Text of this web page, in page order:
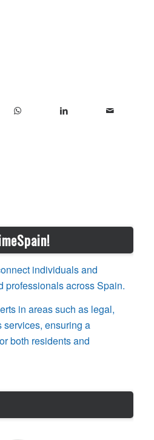
individuals and
professionals across Spain.
in areas such as legal,
ensuring a
both residents and